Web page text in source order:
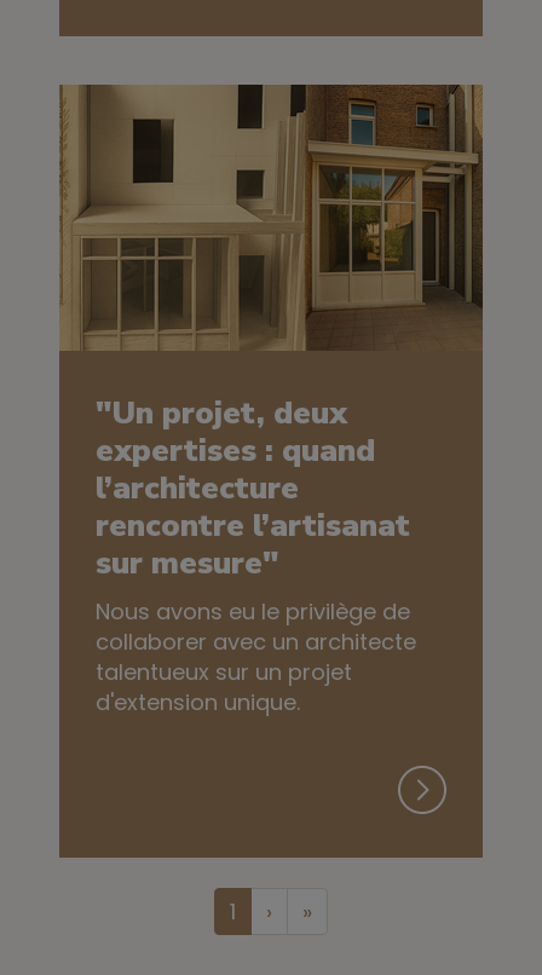
"Un projet, deux
expertises : quand
l’architecture
rencontre l’artisanat
sur mesure"
Nous avons eu le privilège de
collaborer avec un architecte
talentueux sur un projet
d'extension unique.
1 › »